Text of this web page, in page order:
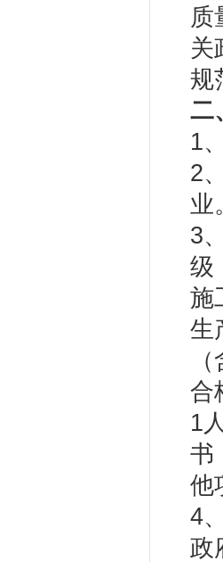
质
关
规
二
1
2
业
3
级
施
生
合
1
书
他
4
政